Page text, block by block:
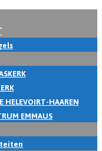
HELEVOIRT-HAAREN
EMMAUS